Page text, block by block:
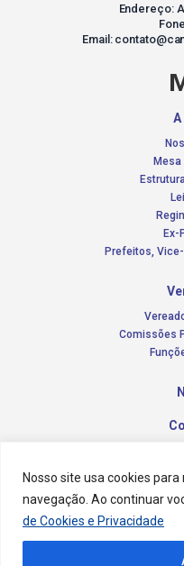
Nosso site usa cookies
navegação. Ao continuar
de Cookies e Privacidade
Endereço:
Email:
A
Mesa
Ex-
Prefeitos,
Comissões